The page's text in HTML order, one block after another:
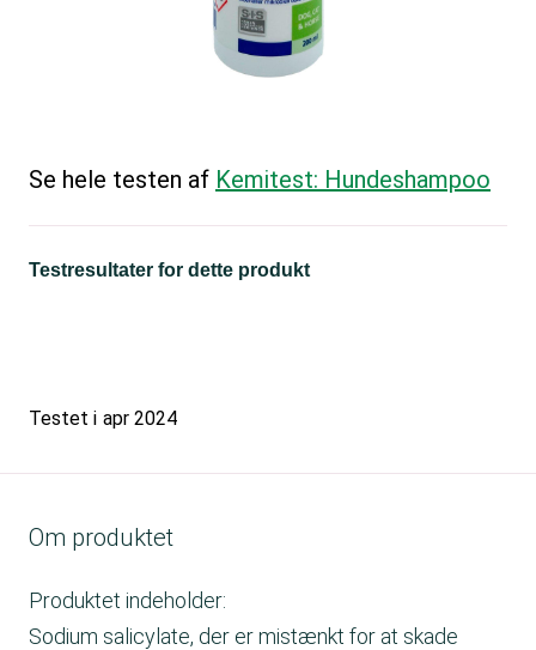
Se hele testen af Kemitest: Hundeshampoo
Testresultater for dette produkt
Testet i apr 2024
Om produktet
Produktet indeholder:
Sodium salicylate, der er mistænkt for at skade